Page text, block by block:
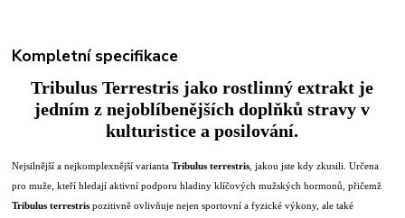
Kompletní specifikace
Tribulus Terrestris jako rostlinný extrakt je
jedním z nejoblíbenějších doplňků stravy v
kulturistice a posilování.
Nejsilnější a nejkomplexnější variantaTribulus terrestris , jakou jste kdy zkusili. Určena
pro muže, kteří hledají aktivní podporu hladiny klíčových mužských hormonů, přičemž
Tribulus terrestris pozitivně ovlivňuje nejen sportovní a fyzické výkony, ale také